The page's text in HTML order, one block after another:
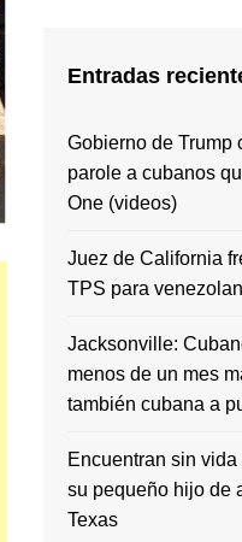
Entradas
Gobierno de Trump
parole a cubanos
One (videos)
Juez de California
TPS para
Jacksonville:
menos de un mes
también cubana a
Encuentran sin
su pequeño hijo de
Texas